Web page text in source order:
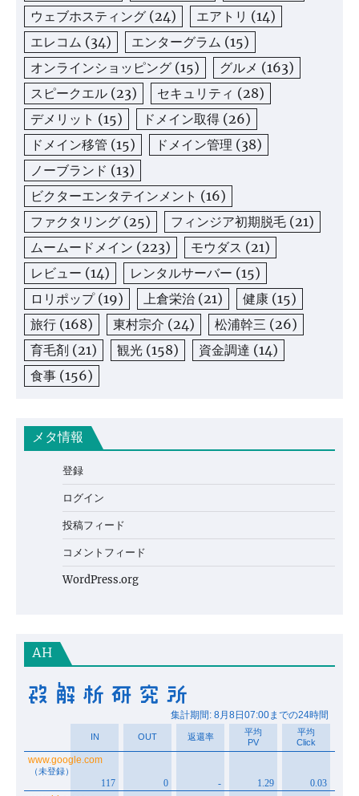
ウェブホスティング (24) エアトリ (14)
エレコム (34) エンターグラム (15)
オンラインショッピング (15) グルメ (163)
スピークエル (23) セキュリティ (28)
デメリット (15) ドメイン取得 (26)
ドメイン移管 (15) ドメイン管理 (38)
ノーブランド (13)
ビクターエンタテインメント (16)
ファクタリング (25) フィンジア初期脱毛 (21)
ムームードメイン (223) モウダス (21)
レビュー (14) レンタルサーバー (15)
ロリポップ(19) 上倉栄治 (21) 健康 (15)
旅行 (168) 東村宗介 (24) 松浦幹三 (26)
育毛剤 (21) 観光 (158) 資金調達 (14)
食事 (156)
メタ情報
登録
ログイン
投稿フィード
コメントフィード
WordPress.org
AH